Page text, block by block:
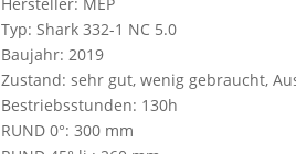
p
r
e
s
s
t
Typ: Shark 332-1 NC 5.0
Baujahr: 2019
Zustand: sehr gut, wenig gebraucht,
Bestriebsstunden: 130h
RUND 0°: 300 mm